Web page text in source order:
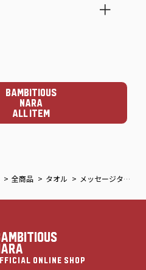
BAMBITIOUS
NARA
ALL ITEM
全商品 タオル メッセージタオル
ONLINE SHOP